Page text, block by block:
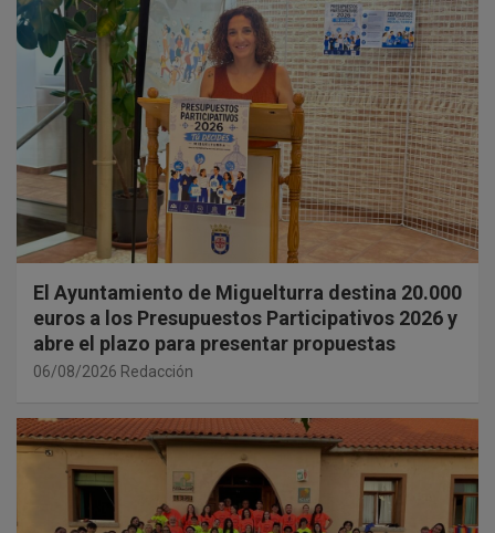
El Ayuntamiento de Miguelturra destina 20.000
euros a los Presupuestos Participativos 2026 y
abre el plazo para presentar propuestas
06/08/2026 Redacción